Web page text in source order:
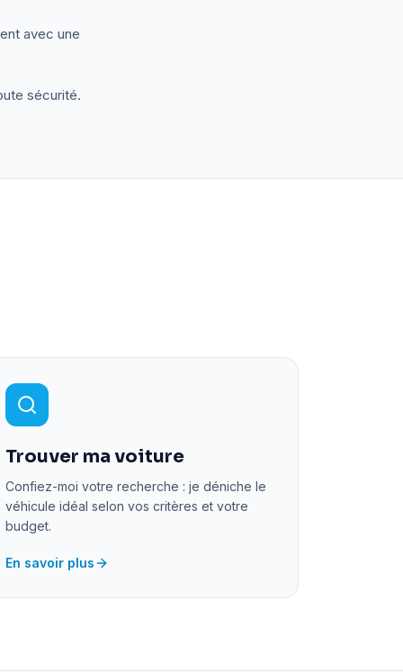
avec une
sécurité.
Trouver ma voiture
Confiez-moi votre recherche : je déniche le
véhicule idéal selon vos critères et votre
budget.
En savoir plus